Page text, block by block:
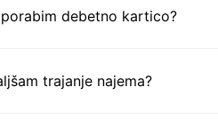
debetno kartico?
trajanje najema?